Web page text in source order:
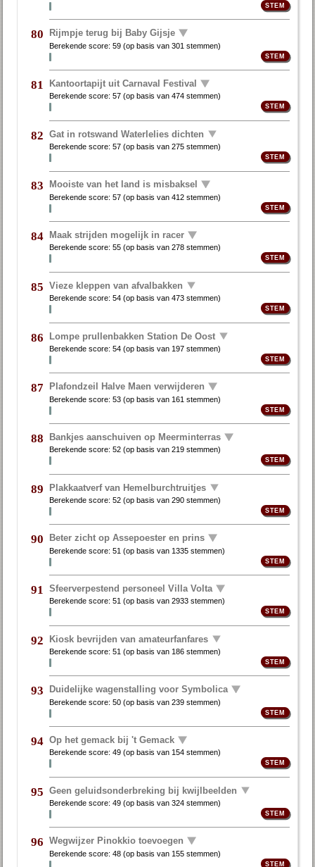
80 Rijmpje terug bij Baby Gijsje
Berekende score:59 (op basis van301 stemmen)
81 Kantoortapijt uit Carnaval Festival
Berekende score:57 (op basis van474 stemmen)
82 Gat in rotswand Waterlelies dichten
Berekende score:57 (op basis van275 stemmen)
83 Mooiste van het land is misbaksel
Berekende score:57 (op basis van412 stemmen)
84 Maak strijden mogelijk in racer
Berekende score:55 (op basis van278 stemmen)
85 Vieze kleppen van afvalbakken
Berekende score:54 (op basis van473 stemmen)
86 Lompe prullenbakken Station De Oost
Berekende score:54 (op basis van 197 stemmen)
87 Plafondzeil Halve Maen verwijderen
Berekende score:53 (op basis van 161 stemmen)
88 Bankjes aanschuiven op Meerminterras
Berekende score:52 (op basis van219 stemmen)
89 Plakkaatverf van Hemelburchtruitjes
Berekende score:52 (op basis van290 stemmen)
90 Beter zicht op Assepoester en prins
Berekende score:51 (op basis van 1335 stemmen)
91 Sfeerverpestend personeel Villa Volta
Berekende score:51 (op basis van2933 stemmen)
92 Kiosk bevrijden van amateurfanfares
Berekende score:51 (op basis van 186 stemmen)
93 Duidelijke wagenstalling voor Symbolica
Berekende score:50 (op basis van239 stemmen)
94 Op het gemack bij 't Gemack
Berekende score:49 (op basis van 154 stemmen)
95 Geen geluidsonderbreking bij kwijlbeelden
Berekende score:49 (op basis van324 stemmen)
96 Wegwijzer Pinokkio toevoegen
Berekende score:48 (op basis van 155 stemmen)